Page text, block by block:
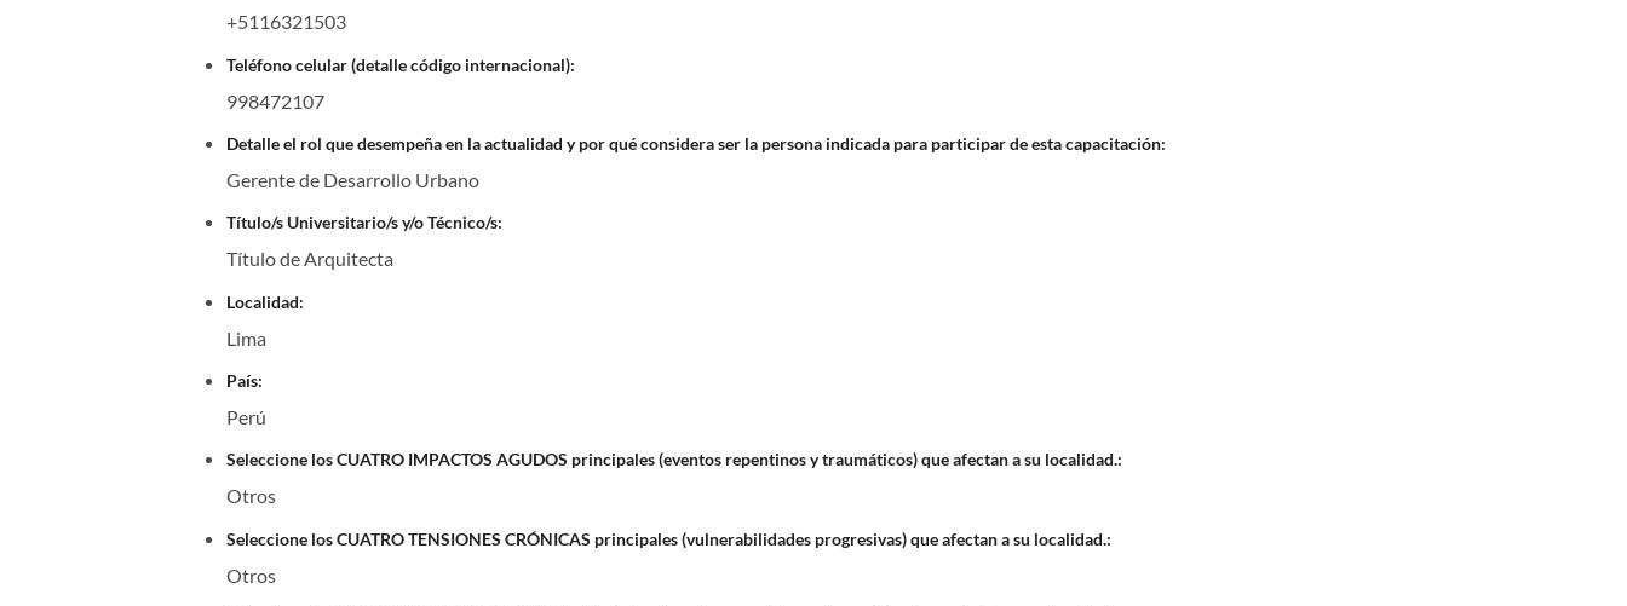
+5116321503
Teléfono celular (detalle código internacional):
998472107
Detalle el rol que desempeña en la actualidad y por qué considera ser la persona indicada para participar de esta capacitación:
Gerente de Desarrollo Urbano
Título/s Universitario/s y/o Técnico/s:
Título de Arquitecta
Localidad:
Lima
País:
Perú
Seleccione los CUATRO IMPACTOS AGUDOS principales (eventos repentinos y traumáticos) que afectan a su localidad.:
Otros
Seleccione los CUATRO TENSIONES CRÓNICAS principales (vulnerabilidades progresivas) que afectan a su localidad.:
Otros